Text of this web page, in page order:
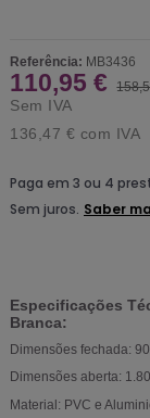
Referência: MB3436
110,95 €
Sem IVA
136,47 € com IVA
Especificações
Branca:
Dimensões fechada:
Dimensões aberta:
Material: PVC e